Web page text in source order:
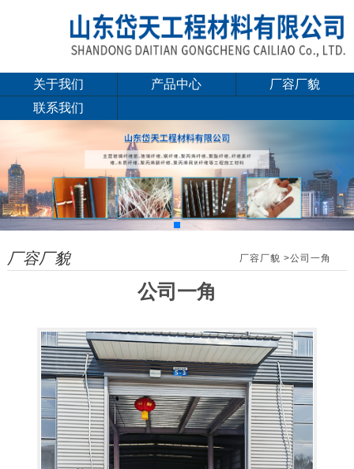
关于我们 产品中心
筋)
钢纤维
聚丙烯纤维
聚酯纤维
聚乙烯醇纤维
聚丙烯粗纤维
聚丙烯束状铰联纤维
厂容厂貌
联系我们
厂容厂貌 厂容厂貌 >公司一角
公司一角